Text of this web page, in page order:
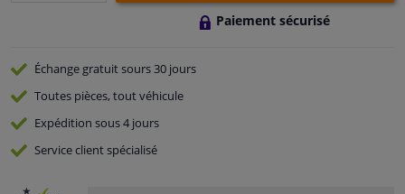
Paiement sécurisé
Échange gratuitsours 30 jours
Toutes pièces, tout véhicule
Expédition sous 4 jours
Serviceclient spécialisé